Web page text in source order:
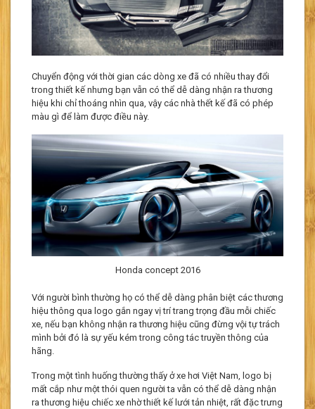
Chuyển động với thời gian các dòng xe đã có nhiều thay đổi
trong thiết kế nhưng bạn vẫn có thể dễ dàng nhận ra thương
hiệu khi chỉ thoáng nhìn qua, vậy các nhà thết kế đã có phép
màu gì để làm được điều này.
Honda concept 2016
Với người bình thường họ có thể dễ dàng phân biệt các thương
hiệu thông qua logo gắn ngay vị trí trang trọng đầu mỗi chiếc
xe, nếu bạn không nhận ra thương hiệu cũng đừng vội tự trách
mình bởi đó là sự yếu kém trong công tác truyền thông của
hãng.
Trong một tình huống thường thấy ở xe hơi Việt Nam, logo bị
mất cắp như một thói quen người ta vẫn có thể dễ dàng nhận
ra thương hiệu chiếc xe nhờ thiết kế lưới tản nhiệt, rất đặc trưng